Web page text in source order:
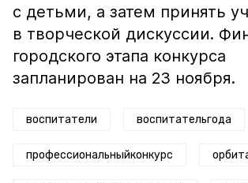
с детьми, а затем принять
в творческой дискуссии.
городского этапа конкурса
запланирован на 23 ноября.
воспитатели воспитательгода
профессиональныйконкурс